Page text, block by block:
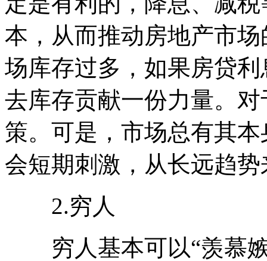
本，从而推动房地产市
场库存过多，如果房贷
去库存贡献一份力量。
策。可是，市场总有其
会短期刺激，从长远趋
2.穷人
穷人基本可以“羡慕嫉